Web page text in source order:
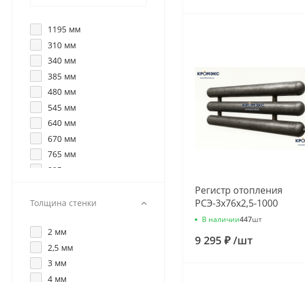
1195 мм
310 мм
340 мм
385 мм
480 мм
545 мм
640 мм
670 мм
765 мм
895 мм
Толщина стенки
2 мм
2,5 мм
3 мм
4 мм
Регистр отопления
РСЭ-3x76x2,5-1000
В наличии447шт
9 295 ₽/шт